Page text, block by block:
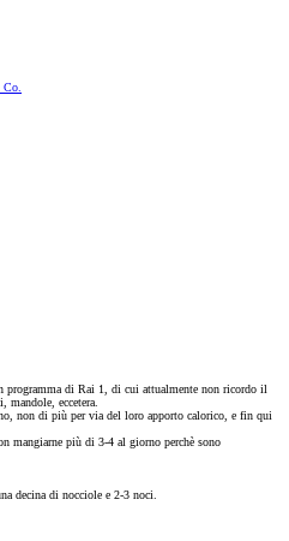
programma di Rai 1, di cui attualmente non ricordo il
mandole, eccetera.
non di più per via del loro apporto calorico, e fin qui
mangiarne più di 3-4 al giorno perchè sono
decina di nocciole e 2-3 noci.